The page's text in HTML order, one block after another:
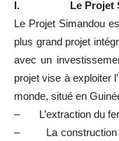
I.
Le Projet
Le Projet Simandou
plus grand projet
avec un
projet vise à exploiter
monde, situé en
– L’extraction du fer
– La construction